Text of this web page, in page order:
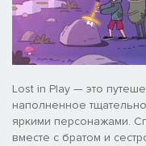
Lost in Play — это
наполненное
яркими персонажами.
вместе с братом и